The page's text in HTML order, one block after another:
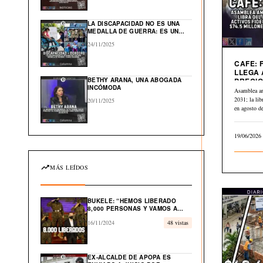
LA DISCAPACIDAD NO ES UNA
MEDALLA DE GUERRA: ES UN
24/11/2025
BETHY ARANA, UNA ABOGADA
INCÓMODA
20/11/2025
MÁS LEÍDOS
BUKELE: “HEMOS LIBERADO
8,000 PERSONAS Y VAMOS A
INOCENTES”
16/11/2024 48 vistas
EX-ALCALDE DE APOPA ES
CAFE:
LLEGA
A $2.84
Asamblea
2031; la
en agosto
19/06/2026